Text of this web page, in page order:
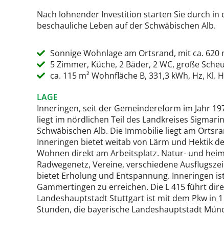
Nach lohnender Investition starten Sie durch in
beschauliche Leben auf der Schwäbischen Alb.
Sonnige Wohnlage am Ortsrand, mit ca. 620
5 Zimmer, Küche, 2 Bäder, 2 WC, große
ca. 115 m² Wohnfläche B, 331,3 kWh, Hz, Kl.
LAGE
Inneringen, seit der Gemeindereform im Jahr
liegt im nördlichen Teil des Landkreises
Schwäbischen Alb. Die Immobilie liegt am
Inneringen bietet weitab von Lärm und Hektik
Wohnen direkt am Arbeitsplatz. Natur- und
Radwegenetz, Vereine, verschiedene
bietet Erholung und Entspannung. Inneringen
Gammertingen zu erreichen. Die L 415 führt
Landeshauptstadt Stuttgart ist mit dem Pkw in
Stunden, die bayerische Landeshauptstadt